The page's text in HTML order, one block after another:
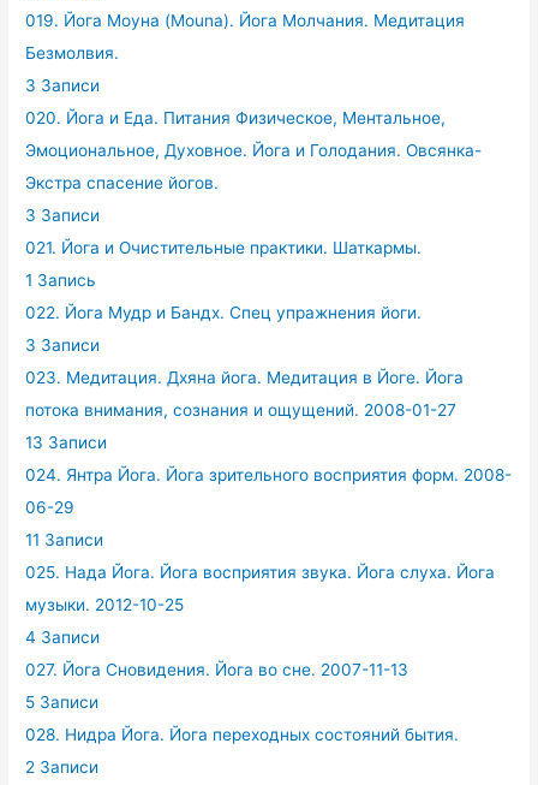
019. Йога Моуна (Mouna). Йога Молчания. Медитация
Безмолвия.
3 Записи
020. Йога и Еда. Питания Физическое, Ментальное,
Эмоциональное, Духовное. Йога и Голодания. Овсянка-
Экстра спасение йогов.
3 Записи
021. Йога и Очистительные практики. Шаткармы.
1 Запись
022. Йога Мудр и Бандх. Спец упражнения йоги.
3 Записи
023. Медитация. Дхяна йога. Медитация в Йоге. Йога
потока внимания, сознания и ощущений. 2008-01-27
13 Записи
024. Янтра Йога. Йога зрительного восприятия форм. 2008-
06-29
11 Записи
025. Нада Йога. Йога восприятия звука. Йога слуха. Йога
музыки. 2012-10-25
4 Записи
027. Йога Сновидения. Йога во сне. 2007-11-13
5 Записи
028. Нидра Йога. Йога переходных состояний бытия.
2 Записи